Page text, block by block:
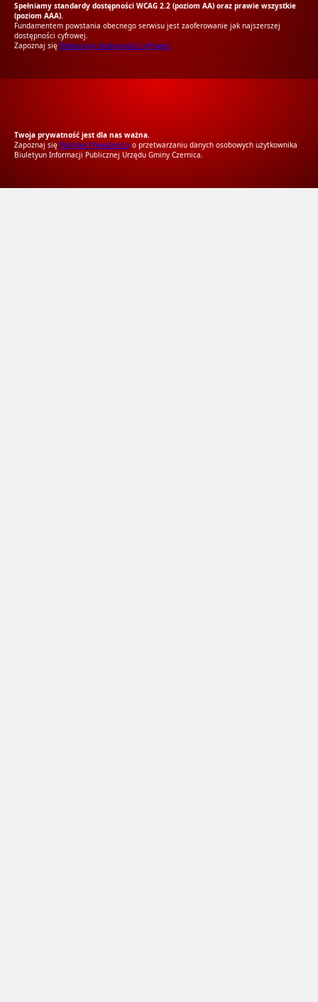
Spełniamy standardy dostępności WCAG 2.2 (poziom AA) oraz prawie wszystkie
(poziom AAA).
Fundamentem powstania obecnego serwisu jest zaoferowanie jak najszerszej
dostępności cyfrowej.
Zapoznaj się Deklaracją dostępności cyfrowej.
Twoja prywatność jest dla nas ważna.
Zapoznaj się Polityką Prywatności o przetwarzaniu danych osobowych użytkownika
Biuletyun Informacji Publicznej Urzędu Gminy Czernica.